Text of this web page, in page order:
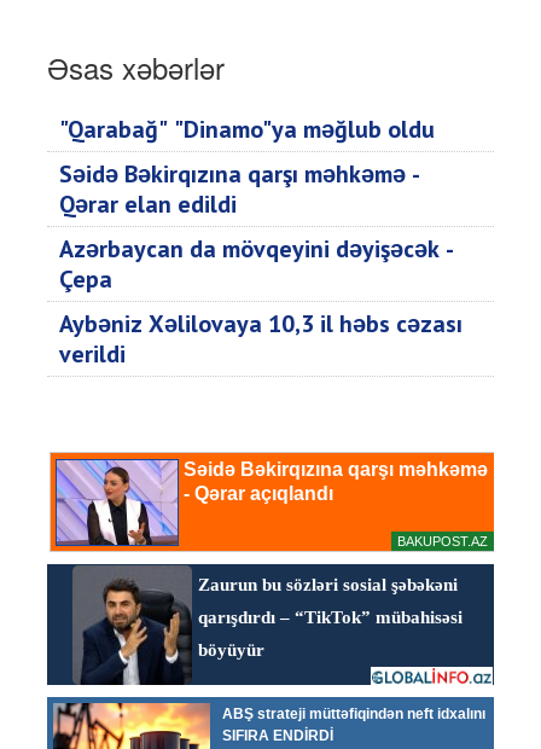
Əsas xəbərlər
"Qarabağ" "Dinamo"ya məğlub oldu
Səidə Bəkirqızına qarşı məhkəmə -
Qərar elan edildi
Azərbaycan da mövqeyini dəyişəcək -
Çepa
Aybəniz Xəlilovaya 10,3 il həbs cəzası
verildi